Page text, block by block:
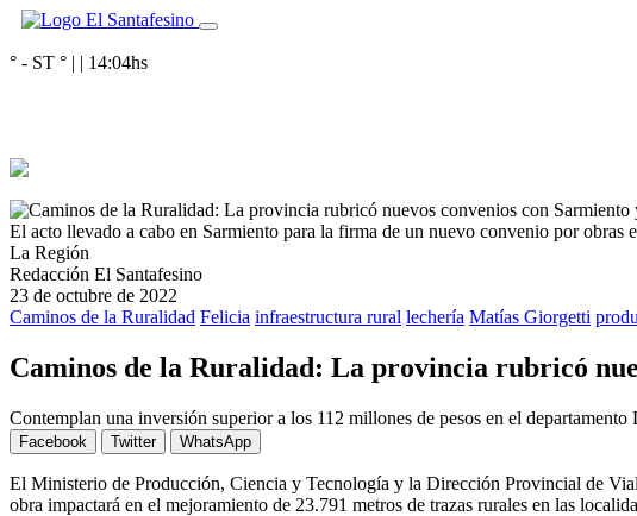
° - ST ° | | 14:04hs
El acto llevado a cabo en Sarmiento para la firma de un nuevo convenio por obras
La Región
Redacción El Santafesino
23 de octubre de 2022
Caminos de la Ruralidad Felicia infraestructura rural lechería Matías Giorgetti
Caminos de la Ruralidad: La provincia rubricó
Contemplan una inversión superior a los 112 millones de pesos en el
Facebook Twitter WhatsApp
El Ministerio de Producción, Ciencia y Tecnología y la Dirección Provincial de
obra impactará en el mejoramiento de 23.791 metros de trazas rurales en las